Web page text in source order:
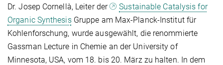
Dr. Josep Cornellà, Leiter der
Sustainable Catalysis for
Organic SynthesisGruppe am Max-Planck-Institut für
Kohlenforschung, wurde ausgewählt, die renommierte
Gassman Lecture in Chemie an der University of
Minnesota, USA, vom 18. bis 20. März zu halten. In dem